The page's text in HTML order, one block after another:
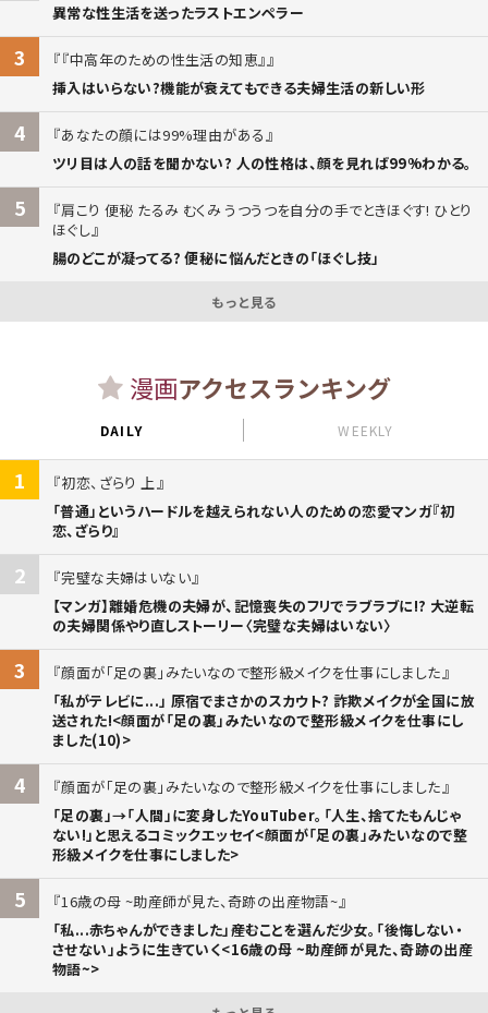
異常な性生活を送ったラストエンペラー
3
『中高年のための性生活の知恵』
挿入はいらない?機能が衰えてもできる夫婦生活の新しい形
4
あなたの顔には99%理由がある
ツリ目は人の話を聞かない? 人の性格は、顔を見れば99%わかる。
5
肩こり 便秘 たるみ むくみ うつうつを自分の手でときほぐす! ひとり
ほぐし
腸のどこが凝ってる? 便秘に悩んだときの「ほぐし技」
もっと見る
漫画アクセスランキング
DAILY WEEKLY
1
初恋、ざらり 上
「普通」というハードルを越えられない人のための恋愛マンガ『初
恋、ざらり』
2
完璧な夫婦はいない
【マンガ】離婚危機の夫婦が、記憶喪失のフリでラブラブに!? 大逆転
の夫婦関係やり直しストーリー〈完璧な夫婦はいない〉
3
顔面が「足の裏」みたいなので整形級メイクを仕事にしました
「私がテレビに...」 原宿でまさかのスカウト? 詐欺メイクが全国に放
送された!<顔面が「足の裏」みたいなので整形級メイクを仕事にし
ました(10)>
4
顔面が「足の裏」みたいなので整形級メイクを仕事にしました
「足の裏」→「人間」に変身したYouTuber。「人生、捨てたもんじゃ
ない!」と思えるコミックエッセイ<顔面が「足の裏」みたいなので整
形級メイクを仕事にしました>
5
16歳の母 ~助産師が見た、奇跡の出産物語~
「私...赤ちゃんができました」――産むことを選んだ少女。「後悔しない・
させない」ように生きていく<16歳の母 ~助産師が見た、奇跡の出産
物語~>